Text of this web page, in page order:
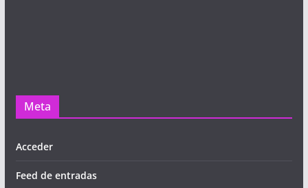
Meta
Acceder
Feed de entradas